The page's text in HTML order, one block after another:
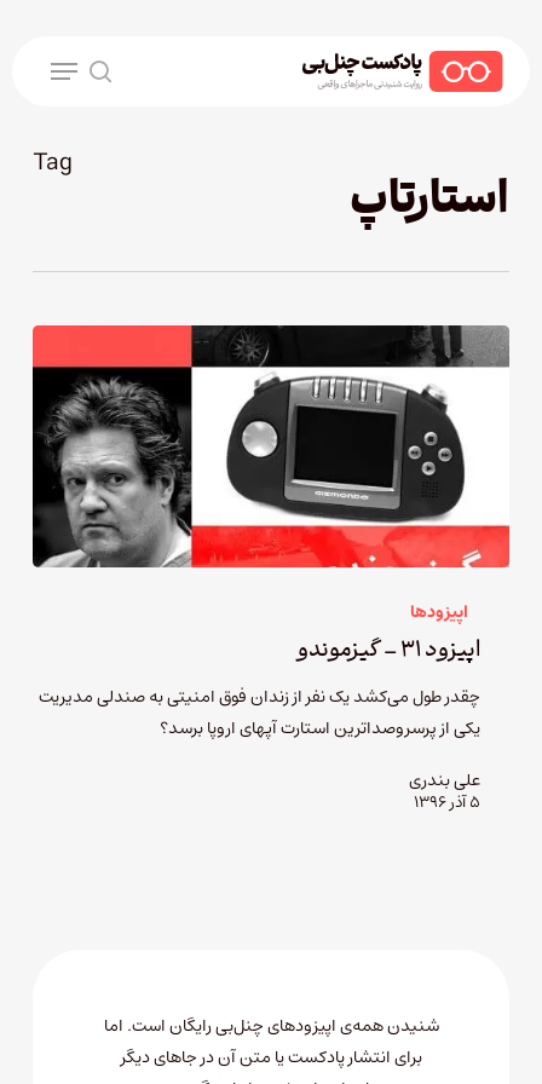
search
Menu
Tag
استارتاپ
اپیزودها
اپیزود ۳۱ – گیزموندو
چقدر طول می‌کشد یک نفر از زندان فوق امنیتی به صندلی مدیریت
یکی از پرسروصداترین استارت آپهای اروپا برسد؟
علی بندری
۵ آذر ۱۳۹۶
شنیدن همه‌ی اپیزودهای چنل‌بی رایگان است. اما
برای انتشار پادکست یا متن آن در جاهای دیگر